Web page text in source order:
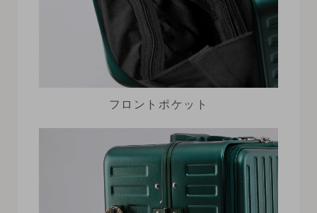
フロントポケット